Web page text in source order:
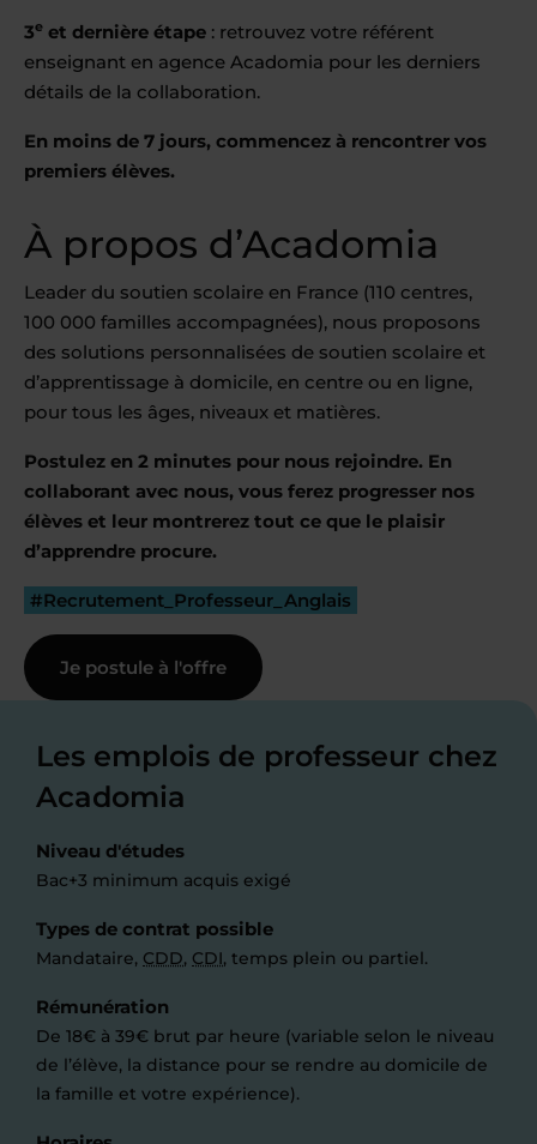
3e et dernière étape : retrouvez votre référent
enseignant en agence Acadomia pour les derniers
détails de la collaboration.
En moins de 7 jours, commencez à rencontrer vos
premiers élèves.
À propos d’Acadomia
Leader du soutien scolaire en France (110 centres,
100 000 familles accompagnées), nous proposons
des solutions personnalisées de soutien scolaire et
d’apprentissage à domicile, en centre ou en ligne,
pour tous les âges, niveaux et matières.
Postulez en 2 minutes pour nous rejoindre. En
collaborant avec nous, vous ferez progresser nos
élèves et leur montrerez tout ce que le plaisir
d’apprendre procure.
#Recrutement_Professeur_Anglais
Je postule à l'offre
Les emplois de professeur chez
Acadomia
Niveau d'études
Bac+3 minimum acquis exigé
Types de contrat possible
Mandataire, CDD, CDI, temps plein ou partiel.
Rémunération
De 18€ à 39€ brut par heure (variable selon le niveau
de l’élève, la distance pour se rendre au domicile de
la famille et votre expérience).